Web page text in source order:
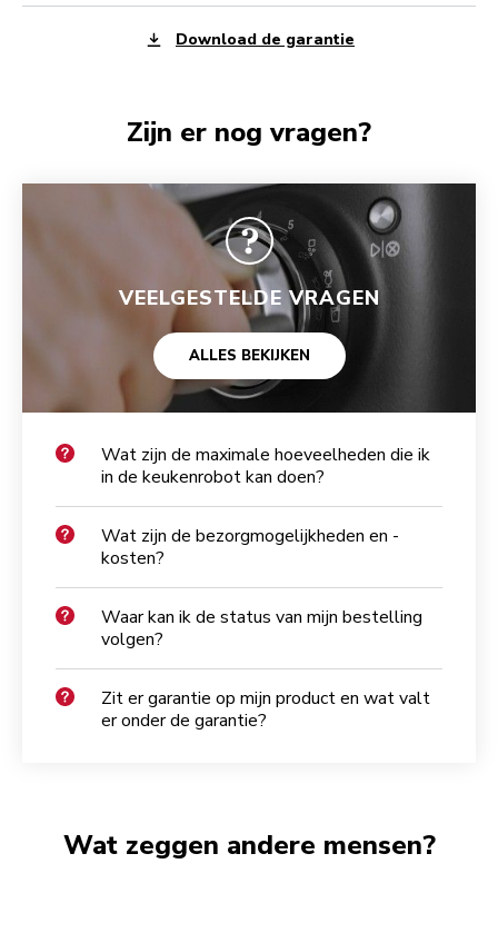
Download de garantie
Zijn er nog vragen?
VEELGESTELDE VRAGEN
ALLES BEKIJKEN
Wat zijn de maximale hoeveelheden die ik
in de keukenrobot kan doen?
Wat zijn de bezorgmogelijkheden en -
kosten?
Waar kan ik de status van mijn bestelling
volgen?
Zit er garantie op mijn product en wat valt
er onder de garantie?
Wat zeggen andere mensen?